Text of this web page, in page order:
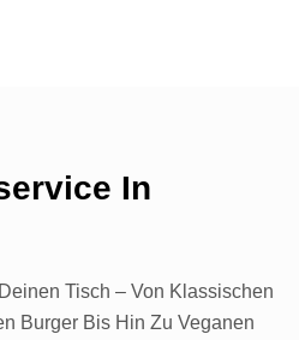
In
Tisch – Von Klassischen
Burger Bis Hin Zu Veganen